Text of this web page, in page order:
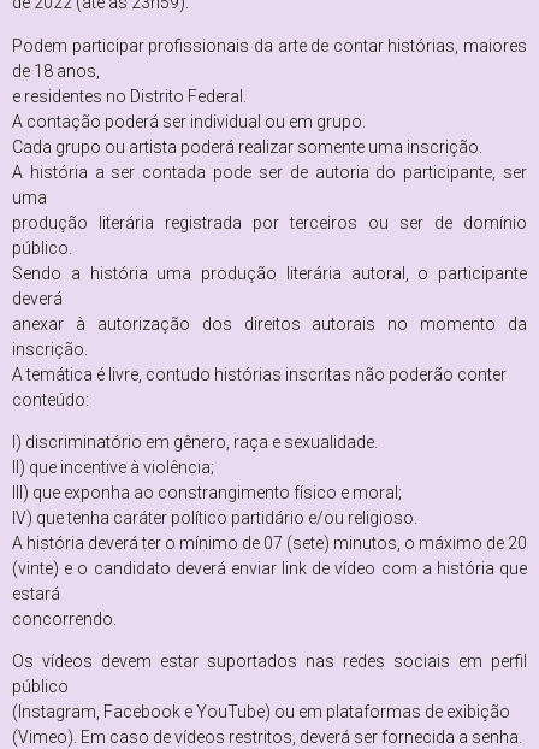
Podem participar profissionais da arte de contar histórias, maiores
de 18 anos,
e residentes no Distrito Federal.
A contação poderá ser individual ou em grupo.
Cada grupo ou artista poderá realizar somente uma inscrição.
A história a ser contada pode ser de autoria do participante, ser
uma
produção literária registrada por terceiros ou ser de domínio
público.
Sendo a história uma produção literária autoral, o participante
deverá
anexar à autorização dos direitos autorais no momento da
inscrição.
A temática é livre, contudo histórias inscritas não poderão conter
conteúdo:
I) discriminatório em gênero, raça e sexualidade.
II) que incentive à violência;
III) que exponha ao constrangimento físico e moral;
IV) que tenha caráter político partidário e/ou religioso.
A história deverá ter o mínimo de 07 (sete) minutos, o máximo de 20
(vinte) e o candidato deverá enviar link de vídeo com a história que
estará
concorrendo.
Os vídeos devem estar suportados nas redes sociais em perfil
público
(Instagram, Facebook e YouTube) ou em plataformas de exibição
(Vimeo). Em caso de vídeos restritos, deverá ser fornecida a senha.